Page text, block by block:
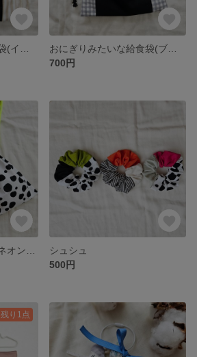
700円
シュシュ
500円
残り1点